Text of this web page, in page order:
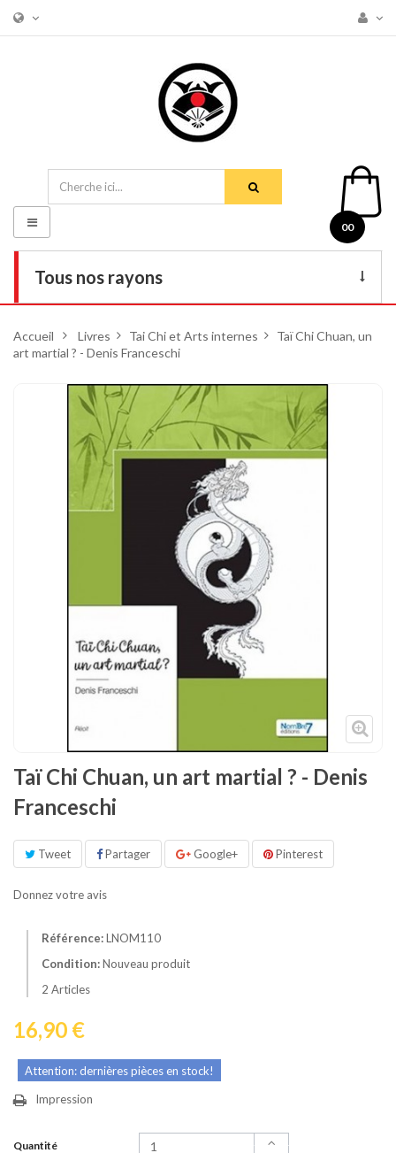
00
Tous nos rayons
DVD
Armes
Tenues
Chaussures
Protections
Condition physique
Décoration
Voir plus
Basculer
la
navigation
Accueil > Livres > Tai Chi et Arts internes > Taï Chi Chuan, un
art martial ? - Denis Franceschi
Taï Chi Chuan, un art martial ? - Denis
Franceschi
Tweet Partager Google+ Pinterest
Donnez votre avis
Référence:LNOM110
Condition:Nouveau produit
2 Articles
16,90 €
Attention: dernières pièces en stock!
Impression
Quantité